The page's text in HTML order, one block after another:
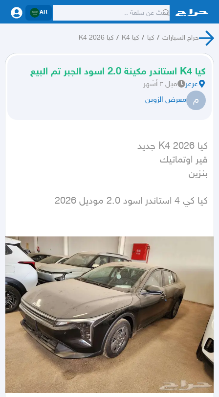
AR
حراج السيارات / كيا / كيا K4 / كيا K4 2026
كيا K4 استاندر مكينة 2.0 اسود الجبر تم البيع
عرعر قبل ٣ أشهر
م معرض الزوين
بنزين
كيا كي 4 استاندر اسود 2.0 موديل 2026